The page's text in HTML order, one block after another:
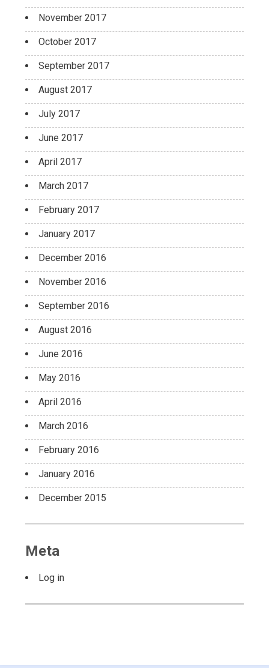
November 2017
October 2017
September 2017
August 2017
July 2017
June 2017
April 2017
March 2017
February 2017
January 2017
December 2016
November 2016
September 2016
August 2016
June 2016
May 2016
April 2016
March 2016
February 2016
January 2016
December 2015
Meta
Log in